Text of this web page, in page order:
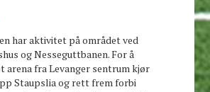
har aktivitet på området ved
og Nesseguttbanen. For å
arena fra Levanger sentrum kjør
Staupslia og rett frem forbi